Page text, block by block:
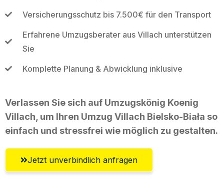
Versicherungsschutz bis 7.500€ für den Transport
Erfahrene Umzugsberater aus Villach unterstützen
Sie
Komplette Planung & Abwicklung inklusive
Verlassen Sie sich auf Umzugskönig Koenig
Villach, um Ihren Umzug Villach Bielsko-Biała so
einfach und stressfrei wie möglich zu gestalten.
Jetzt unverbindlich anfragen